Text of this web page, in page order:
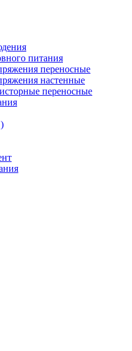
питания
переносные
настенные
переносные